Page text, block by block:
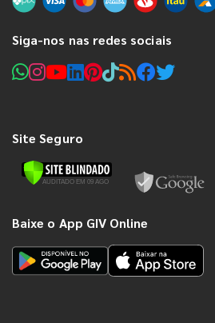
Siga-nos nas redes sociais
Site Seguro
Baixe o App GIV Online